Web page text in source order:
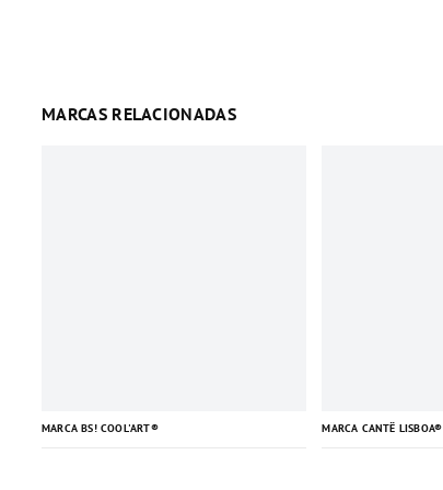
MARCAS RELACIONADAS
MARCA BS! COOL'ART® MARCA CANTÊ LISBOA®